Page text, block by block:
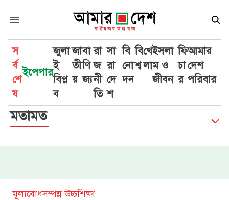
স
র্ব
শে
ষ
ইপেপার
জুলা
ই
বিপ্ল
ব
জা
তী
য়
বা
ণি
জ্য
রা
জ
নী
তি
সা
রা
দে
শ
বি
নো
দন
বি
শ্ব
খে
লা
ইসলা
ম ও
জীবন
ফি
চা
র
আমার
দেশ
পরিবার
মতামত
মূল্যবোধসম্পন্ন উচ্চশিক্ষা